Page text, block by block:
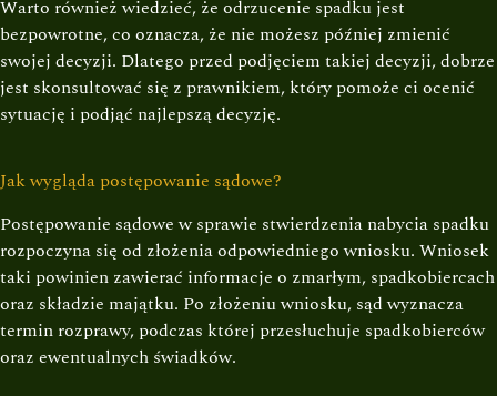
Warto również wiedzieć, że odrzucenie spadku jest
bezpowrotne, co oznacza, że nie możesz później zmienić
swojej decyzji. Dlatego przed podjęciem takiej decyzji, dobrze
jest skonsultować się z prawnikiem, który pomoże ci ocenić
sytuację i podjąć najlepszą decyzję.
Jak wygląda postępowanie sądowe?
Postępowanie sądowe w sprawie stwierdzenia nabycia spadku
rozpoczyna się od złożenia odpowiedniego wniosku. Wniosek
taki powinien zawierać informacje o zmarłym, spadkobiercach
oraz składzie majątku. Po złożeniu wniosku, sąd wyznacza
termin rozprawy, podczas której przesłuchuje spadkobierców
oraz ewentualnych świadków.